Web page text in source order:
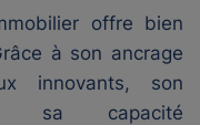
offre bien
à son ancrage
innovants, son
sa capacité